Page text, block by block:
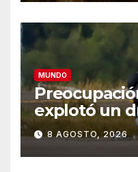
MUNDO
explotó un
ucraniano,
gasoducto
Rumania
8 AGOSTO, 2026